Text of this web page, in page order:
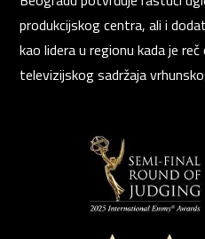
produkcijskog centra, ali i
kao lidera u regionu kada je
televizijskog sadržaja